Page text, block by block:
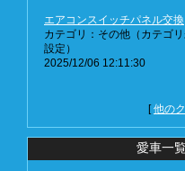
エアコンスイッチパネル交換
カテゴリ：その他（カテゴ
設定）
2025/12/06 12:11:30
[他の
愛車一